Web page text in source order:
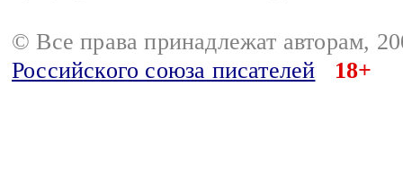
© Все права принадлежат авторам,
Российского союза писателей
18+